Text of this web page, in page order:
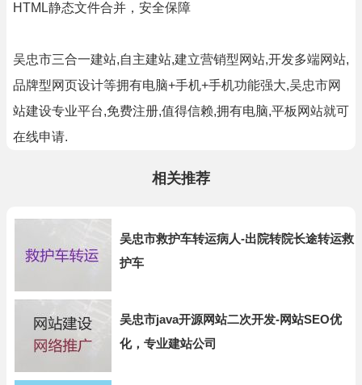
HTML静态文件合并，安全保障
吴忠市三合一建站,自主建站,建立营销型网站,开发多端网站,
品牌型网页设计等拥有电脑+手机+手机功能强大,吴忠市网
站建设专业平台,免费注册,值得信赖,拥有电脑,平板网站就可
在线申请.
相关推荐
吴忠市救护车转运病人-出院转院长途转运救
护车
吴忠市java开源网站二次开发-网站SEO优
化，专业建站公司